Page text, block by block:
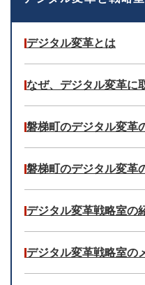
デジタル変革とは
なぜ、デジタル変革に
磐梯町のデジタル変革
磐梯町のデジタル変革
デジタル変革戦略室の
デジタル変革戦略室の